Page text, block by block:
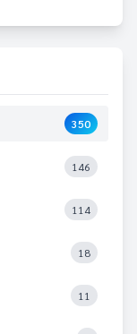
350
146
114
18
11